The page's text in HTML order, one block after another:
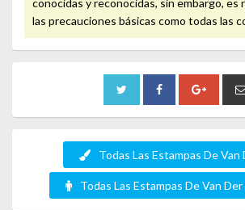
las precauciones básicas como todas las
Todas Las Estampas De Van
Todas Las Estampas De Van